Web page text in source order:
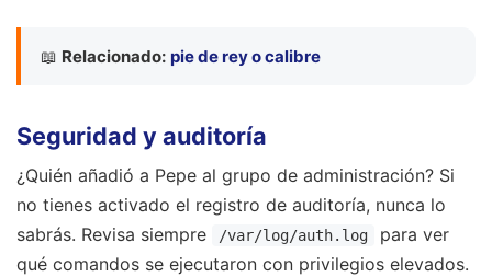
📖 Relacionado: pie de rey o calibre
Seguridad y auditoría
¿Quién añadió a Pepe al grupo de administración? Si
no tienes activado el registro de auditoría, nunca lo
sabrás. Revisa siempre
/var/log/auth.log
para ver
qué comandos se ejecutaron con privilegios elevados.